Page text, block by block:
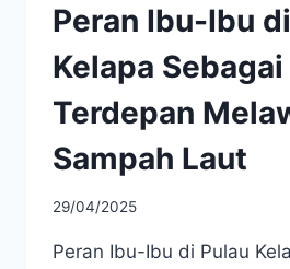
Peran Ibu-Ibu
Kelapa Sebagai
Terdepan
Sampah Laut
29/04/2025
Peran Ibu-Ibu di Pulau